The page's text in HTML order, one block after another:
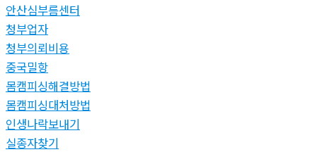
안산심부름센터
청부업자
청부의뢰비용
중국밀항
몸캠피싱해결방법
몸캠피싱대처방법
인생나락보내기
실종자찾기